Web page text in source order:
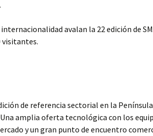
avalan la 22 edición de
visitantes.
de referencia sectorial en la
Una amplia oferta tecnológica con los
y un gran punto de encuentro